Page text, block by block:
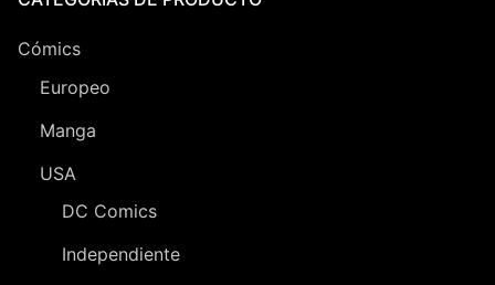
Cómics
Europeo
Manga
USA
DC Comics
Independiente